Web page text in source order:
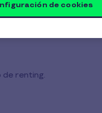
que incluye
de renting.
de cookies